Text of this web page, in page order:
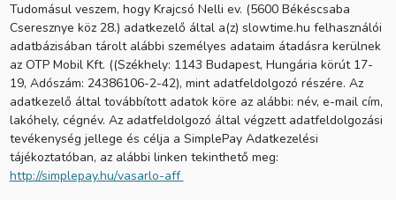
Tudomásul veszem, hogy Krajcsó Nelli ev. (5600 Békéscsaba
Cseresznye köz 28.) adatkezelő által a(z) slowtime.hu felhasználói
adatbázisában tárolt alábbi személyes adataim átadásra kerülnek
az OTP Mobil Kft. ((Székhely: 1143 Budapest, Hungária körút 17-
19, Adószám: 24386106-2-42), mint adatfeldolgozó részére. Az
adatkezelő által továbbított adatok köre az alábbi: név, e-mail cím,
lakóhely, cégnév. Az adatfeldolgozó által végzett adatfeldolgozási
tevékenység jellege és célja a SimplePay Adatkezelési
tájékoztatóban, az alábbi linken tekinthető meg:
http://simplepay.hu/vasarlo-aff